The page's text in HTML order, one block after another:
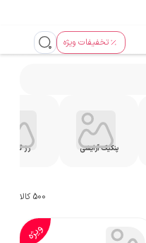
تخفیفات ویژه
پنکیک آرایشی رژ گونه
500 کالا
ویژه